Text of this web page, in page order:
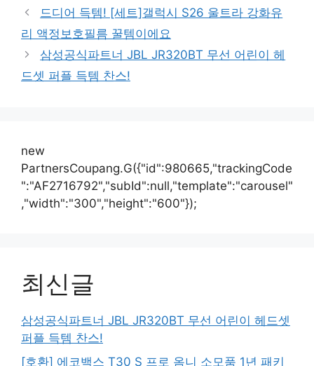
드디어 득템! [세트]갤럭시 S26 울트라 강화유
리 액정보호필름 꿀템이에요
삼성공식파트너 JBL JR320BT 무선 어린이 헤
드셋 퍼플 득템 찬스!
new
PartnersCoupang.G({"id":980665,"trackingCode
":"AF2716792","subId":null,"template":"carousel"
,"width":"300","height":"600"});
최신글
삼성공식파트너 JBL JR320BT 무선 어린이 헤드셋
퍼플 득템 찬스!
[호환] 에코백스 T30 S 프로 옴니 소모품 1년 패키